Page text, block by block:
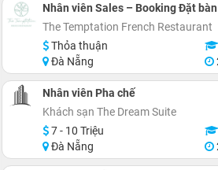
Nhân viên Sales – Booking Đặt bàn
The Temptation French Restaurant
Thỏa thuận
Đà Nẵng
Nhân viên Pha chế
Khách sạn The Dream Suite
7 - 10 Triệu
Đà Nẵng